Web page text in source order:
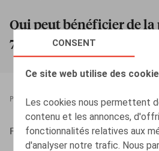
CONSENT
Ce site web utilise des
Les cookies nous permettent
contenu et les annonces,
fonctionnalités relatives aux
d'analyser notre trafic. Nous
Qui peut bénéficier de
780 EUR?
PRESSROOM 28.04.2021
Flahaut, T., L'Echo, 28/04/2021, p.